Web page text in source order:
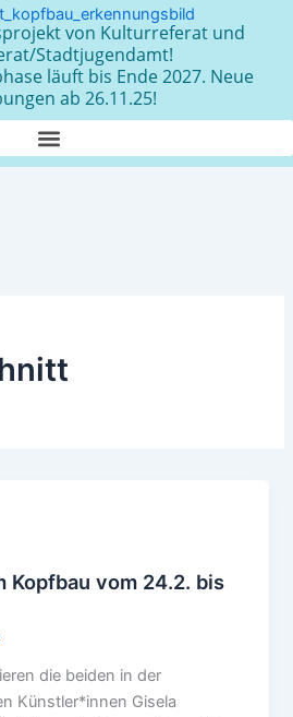
von Kulturreferat und
Stadtjugendamt!
läuft bis Ende 2027. Neue
ab 26.11.25!
Kopfbau vom 24.2. bis
die beiden in der
Künstler*innen Gisela